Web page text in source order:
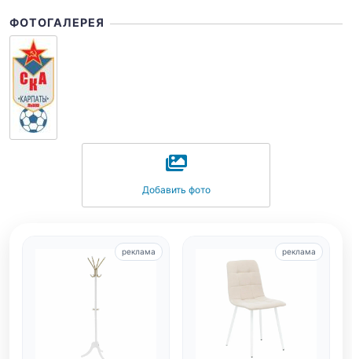
ФОТОГАЛЕРЕЯ
Добавить фото
реклама реклама